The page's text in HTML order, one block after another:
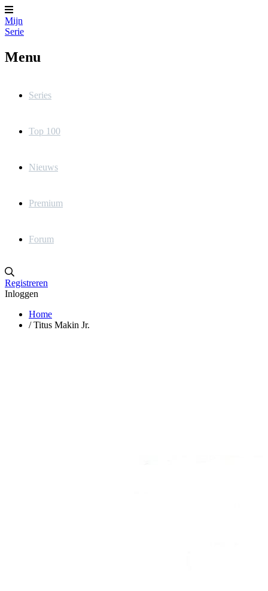
Mijn
Serie
Menu
Series
Top 100
Nieuws
Premium
Forum
Registreren
Inloggen
Home
/ Titus Makin Jr.